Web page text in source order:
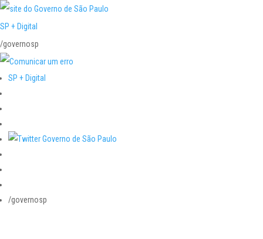
SP + Digital
/governosp
SP + Digital
/governosp